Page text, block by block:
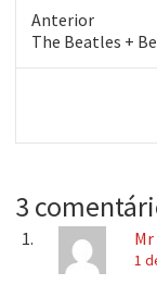
TV" in…
Anterior
Post
anterior:
The Beatles +
post:
3
1